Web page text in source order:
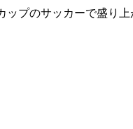
プのサッカーで盛り